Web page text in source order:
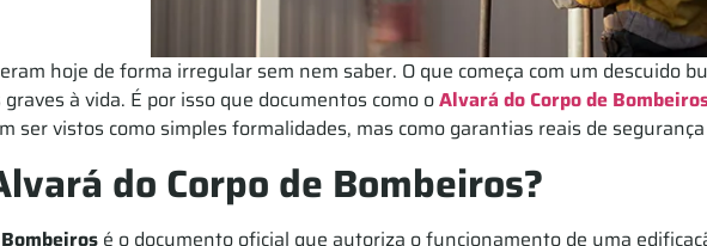
hoje de forma irregular sem nem saber. O que começa com um descuido
à vida. É por isso que documentos como oAlvará do Corpo de
ser vistos como simples formalidades, mas como garantias reais de
do Corpo de Bombeiros?
é o documento oficial que autoriza o funcionamento de uma